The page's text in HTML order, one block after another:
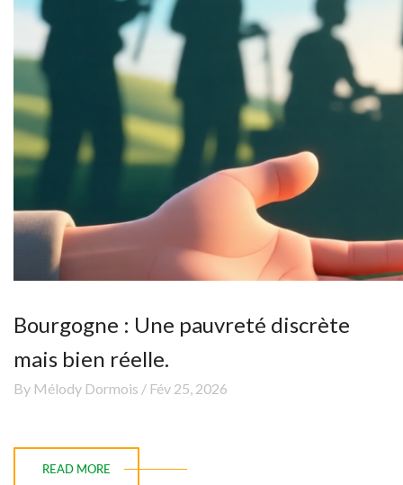
Bourgogne : Une pauvreté discrète
mais bien réelle.
By Mélody Dormois / Fév 25, 2026
READ MORE